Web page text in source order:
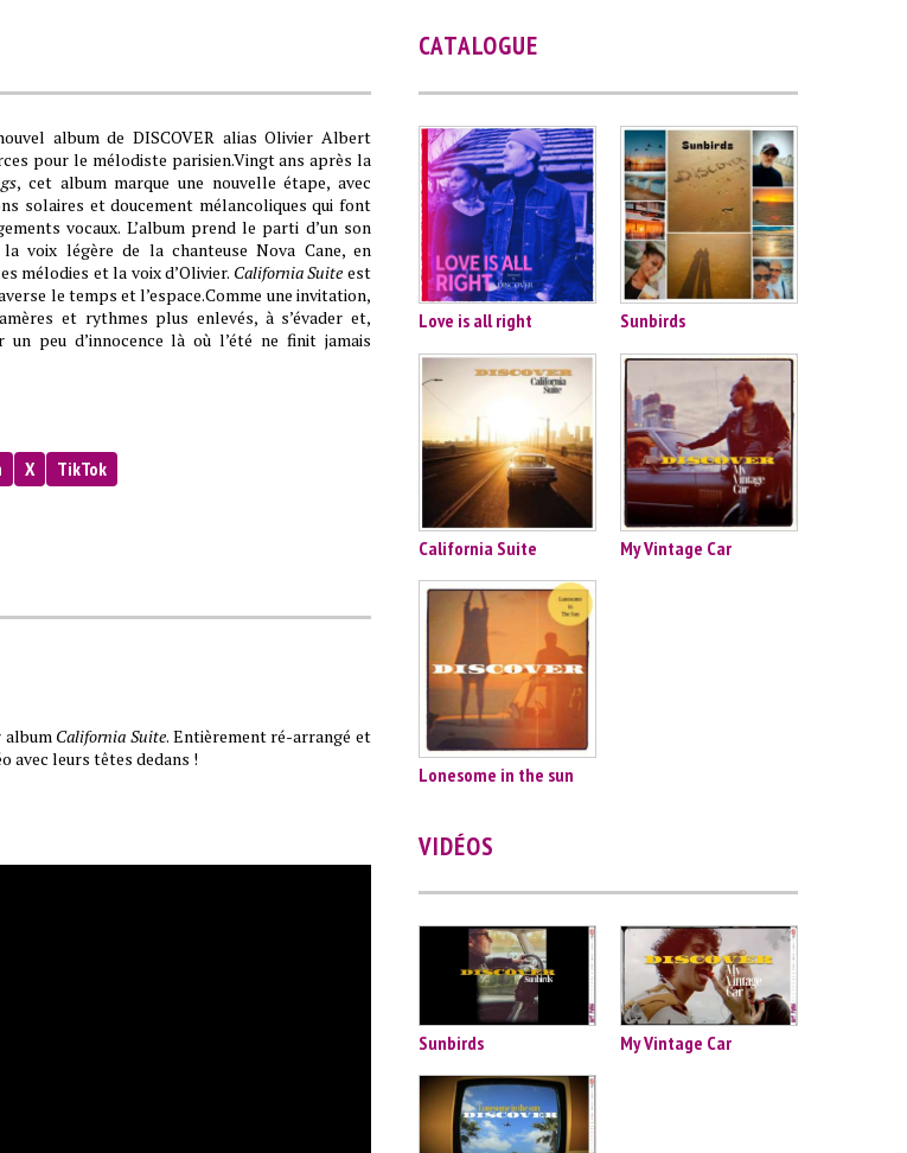
album de DISCOVER alias Olivier Albert
pour le mélodiste parisien.Vingt ans après la
, cet album marque une nouvelle étape, avec
solaires et doucement mélancoliques qui font
vocaux. L’album prend le parti d’un son
voix légère de la chanteuse Nova Cane, en
mélodies et la voix d’Olivier. California Suite est
le temps et l’espace.Comme une invitation,
et rythmes plus enlevés, à s’évader et,
un peu d’innocence là où l’été ne finit jamais
X TikTok
album California Suite. Entièrement ré-arrangé et
avec leurs têtes dedans !
CATALOGUE
Love is all right Sunbirds
California Suite My Vintage Car
Lonesome in the sun
VIDÉOS
Sunbirds My Vintage Car